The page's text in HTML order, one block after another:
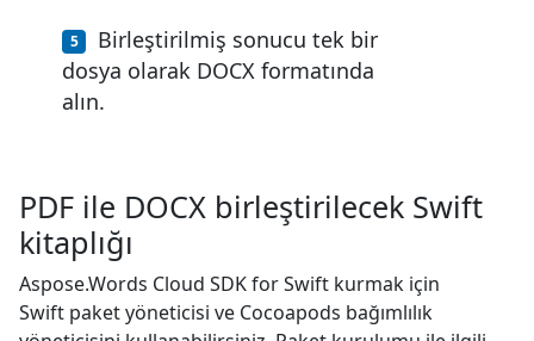
Birleştirilmiş sonucu tek bir
dosya olarak DOCX formatında
alın.
PDF ile DOCX birleştirilecek Swift
kitaplığı
Aspose.Words Cloud SDK for Swift kurmak için
Swift paket yöneticisi ve Cocoapods bağımlılık